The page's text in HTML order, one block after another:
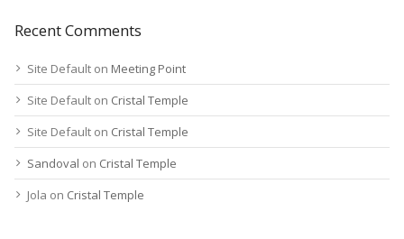
Recent Comments
Site Default on Meeting Point
Site Default on Cristal Temple
Site Default on Cristal Temple
Sandoval on Cristal Temple
Jola on Cristal Temple